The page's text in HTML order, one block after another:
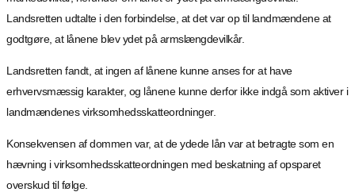
Landsretten udtalte i den forbindelse, at det var op til landmændene at
godtgøre, at lånene blev ydet på armslængdevilkår.
Landsretten fandt, at ingen af lånene kunne anses for at have
erhvervsmæssig karakter, og lånene kunne derfor ikke indgå som aktiver i
landmændenes virksomhedsskatteordninger.
Konsekvensen af dommen var, at de ydede lån var at betragte som en
hævning i virksomhedsskatteordningen med beskatning af opsparet
overskud til følge.